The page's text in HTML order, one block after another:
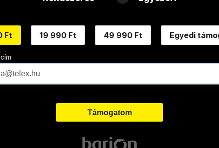
Ft 19 990 Ft 49 990 Ft Egyedi